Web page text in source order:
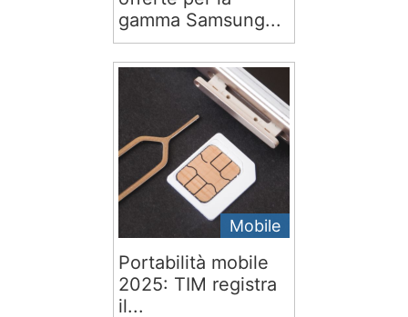
gamma Samsung...
Mobile
Portabilità mobile
2025: TIM registra
il...